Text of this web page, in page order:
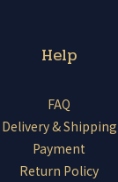
Help
FAQ
Delivery & Shipping
Payment
Return Policy